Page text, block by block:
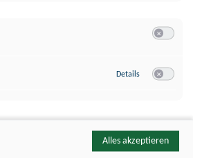
Details zu YouTube
Alles akzeptieren